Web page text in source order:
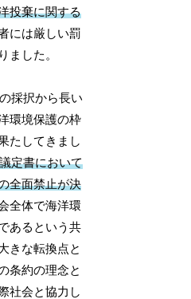
投棄に関する
には厳しい罰
ました。
採択から長い
環境保護の枠
たしてきまし
定書において
全面禁止が決
全体で海洋環
あるという共
きな転換点と
条約の理念と
社会と協力し